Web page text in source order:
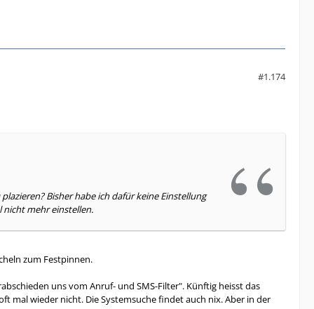
#1.174
Bisher habe ich dafür keine Einstellung
nicht mehr einstellen.
zum Festpinnen.
uns vom Anruf- und SMS-Filter". Künftig heisst das
mal wieder nicht. Die Systemsuche findet auch nix. Aber in der